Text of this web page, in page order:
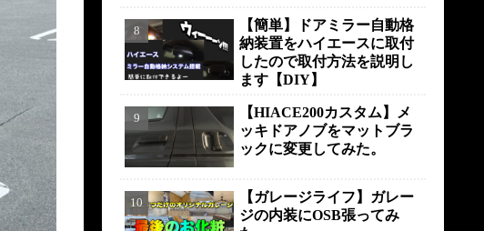
【簡単】ドアミラー自動格
納装置をハイエースに取付
したので取付方法を説明し
ます【DIY】
【HIACE200カスタム】メ
ッキドアノブをマットブラ
ックに変更してみた。
【ガレージライフ】ガレー
ジの内装にOSB張ってみ